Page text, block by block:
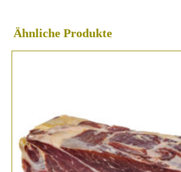
Ähnliche Produkte